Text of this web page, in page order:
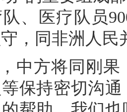
、医疗队员
，同非洲人民
中方将同刚
保持密切沟